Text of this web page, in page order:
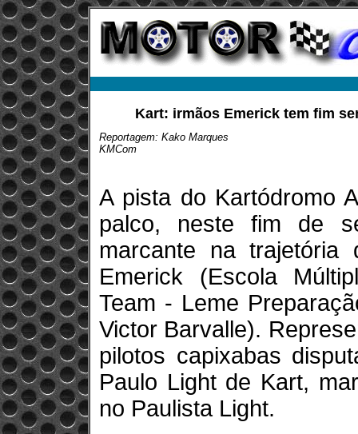
Kart: irmãos Emerick tem fim
Reportagem: Kako Marques
KMCom
A pista do Kartódromo
palco, neste fim de
marcante na trajetória
Emerick (Escola
Team - Leme
Victor Barvalle).
pilotos capixabas
Paulo Light de Kart,
no Paulista Light.